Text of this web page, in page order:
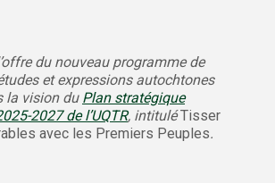
du nouveau programme de
et expressions autochtones
la vision du Plan stratégique
2027 de l’UQTR, intituléTisser
avec les Premiers Peuples.